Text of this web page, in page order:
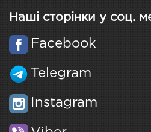
Наші сторінки у соц.
Facebook
Telegram
Instagram